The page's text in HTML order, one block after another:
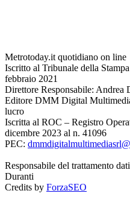
Metrotoday.it quotidiano on line
Iscritto al Tribunale della
febbraio 2021
Direttore Responsabile: Andrea
Editore DMM Digital
lucro
Iscritta al ROC – Registro
dicembre 2023 al n. 41096
PEC:
Responsabile del trattamento
Duranti
Credits by ForzaSEO